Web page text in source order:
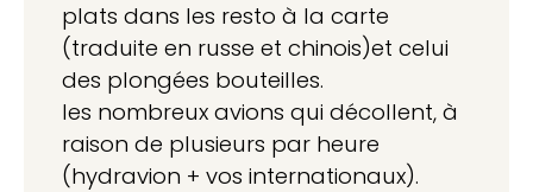
plats dans les resto à la carte
(traduite en russe et chinois)et celui
des plongées bouteilles.
les nombreux avions qui décollent, à
raison de plusieurs par heure
(hydravion + vos internationaux).